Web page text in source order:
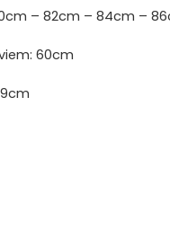
– 82cm – 84cm –
60cm